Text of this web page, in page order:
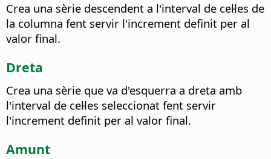
Crea una sèrie descendent a l'interval de cel·les de
la columna fent servir l'increment definit per al
valor final.
Dreta
Crea una sèrie que va d'esquerra a dreta amb
l'interval de cel·les seleccionat fent servir
l'increment definit per al valor final.
Amunt